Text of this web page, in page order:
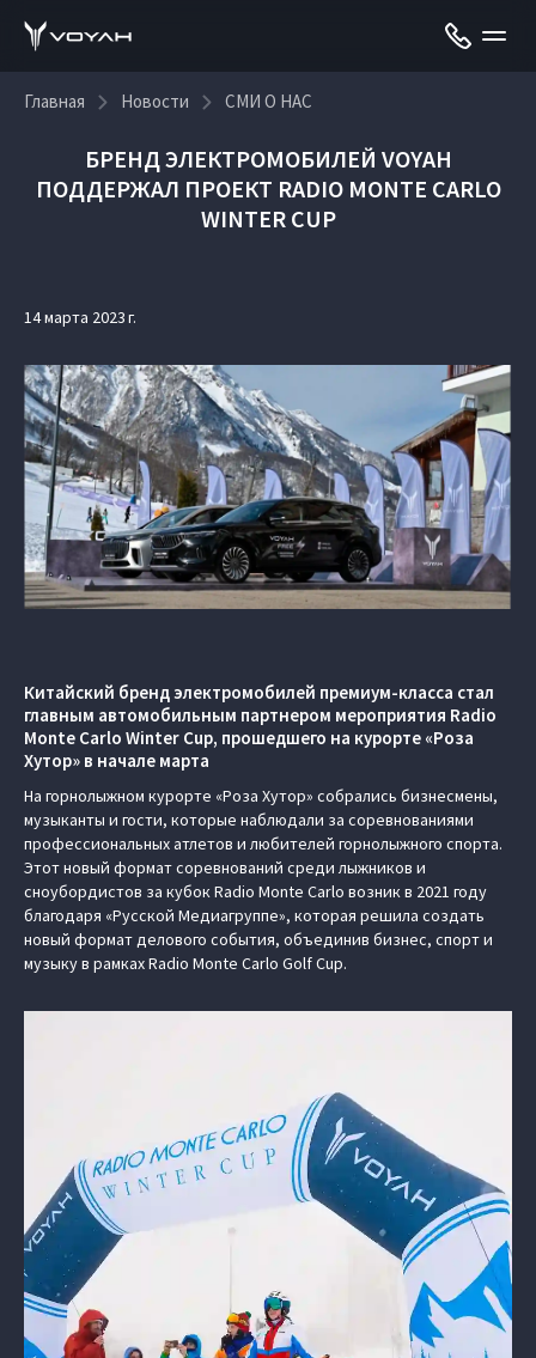
Главная Новости СМИ О НАС
БРЕНД ЭЛЕКТРОМОБИЛЕЙ VOYAH
ПОДДЕРЖАЛ ПРОЕКТ RADIO MONTE CARLO
WINTER CUP
14 марта 2023 г.
Китайский бренд электромобилей премиум-класса стал
главным автомобильным партнером мероприятия Radio
Monte Carlo Winter Cup, прошедшего на курорте «Роза
Хутор» в начале марта
На горнолыжном курорте «Роза Хутор» собрались бизнесмены,
музыканты и гости, которые наблюдали за соревнованиями
профессиональных атлетов и любителей горнолыжного спорта.
Этот новый формат соревнований среди лыжников и
сноубордистов за кубок Radio Monte Carlo возник в 2021 году
благодаря «Русской Медиагруппе», которая решила создать
новый формат делового события, объединив бизнес, спорт и
музыку в рамках Radio Monte Carlo Golf Cup.